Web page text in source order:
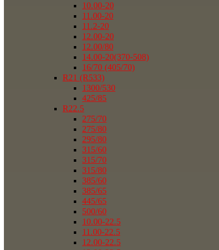
10.00-20
11.00-20
11.2-20
12.00-20
12.00/80
14.00-20(370-508)
16/70 (405/70)
R21 (R533)
1300/530
425/85
R22.5
275/70
275/80
295/80
315/60
315/70
315/80
385/60
385/65
445/65
500/60
10.00-22.5
11.00-22.5
12.00-22.5